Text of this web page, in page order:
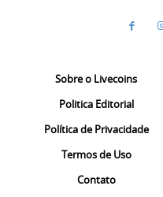
Sobre o Livecoins
Politica Editorial
Política de Privacidade
Termos de Uso
Contato